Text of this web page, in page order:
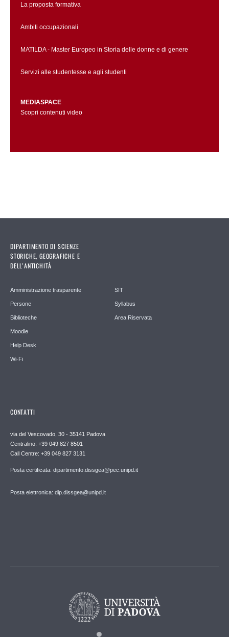
La proposta formativa
Ambiti occupazionali
MATILDA - Master Europeo in Storia delle donne e di genere
Servizi alle studentesse e agli studenti
MEDIASPACE
Scopri contenuti video
DIPARTIMENTO DI SCIENZE
STORICHE, GEOGRAFICHE E
DELL’ANTICHITÀ
Amministrazione trasparente
Persone
Biblioteche
Moodle
Help Desk
Wi-Fi
SIT
Syllabus
Area Riservata
CONTATTI
via del Vescovado, 30 - 35141 Padova
Centralino: +39 049 827 8501
Call Centre: +39 049 827 3131
Posta certificata: dipartimento.dissgea@pec.unipd.it
Posta elettronica: dip.dissgea@unipd.it